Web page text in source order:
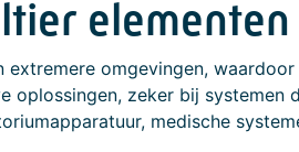
elementen
omgevingen,
zeker bij systemen
medische